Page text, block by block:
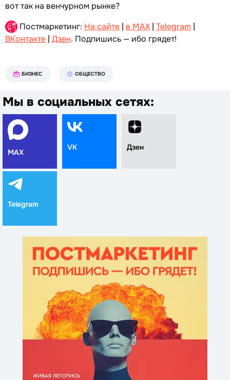
вот так на венчурном рынке?
Постмаркетинг: На сайте | в MAX | Telegram |
ВКонтакте | Дзен. Подпишись — ибо грядет!
БИЗНЕС ОБЩЕСТВО
Мы в социальных сетях:
MAX
VK Дзен
Telegram